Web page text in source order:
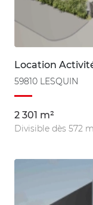
Location
59810 LESQUIN
2 301 m²
Divisible dès 572